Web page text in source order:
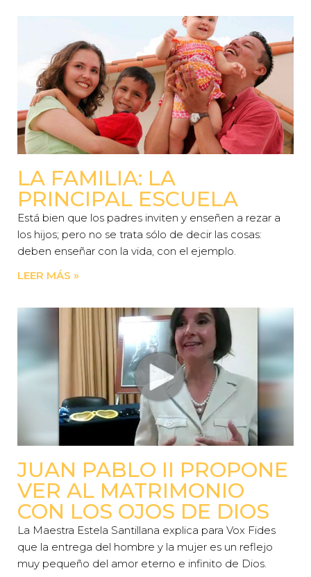
LA FAMILIA: LA
PRINCIPAL ESCUELA
Está bien que los padres inviten y enseñen a rezar a
los hijos; pero no se trata sólo de decir las cosas:
deben enseñar con la vida, con el ejemplo.
LEER MÁS »
JUAN PABLO II PROPONE
VER AL MATRIMONIO
CON LOS OJOS DE DIOS
La Maestra Estela Santillana explica para Vox Fides
que la entrega del hombre y la mujer es un reflejo
muy pequeño del amor eterno e infinito de Dios.